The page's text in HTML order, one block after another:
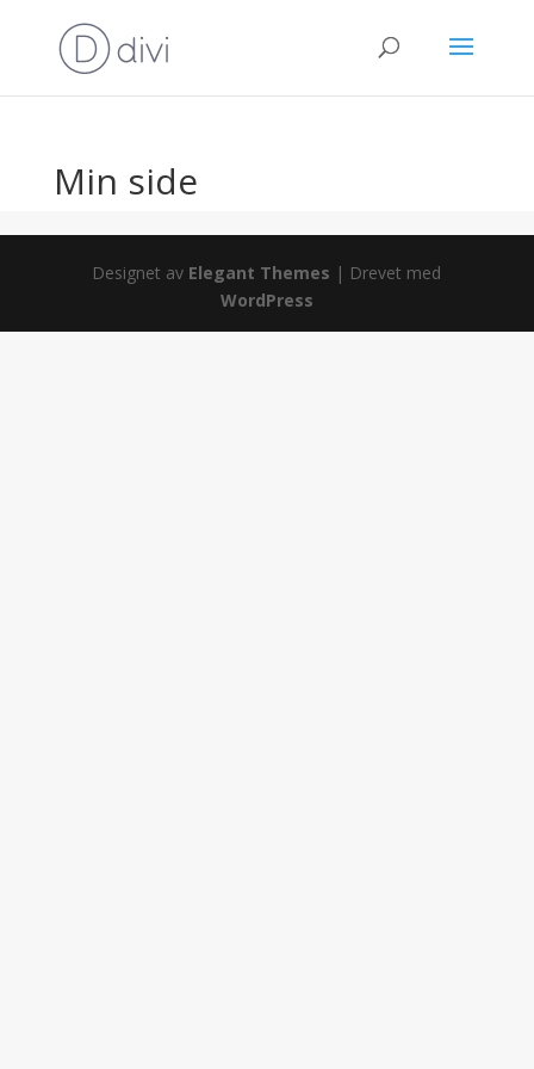
Min side
Designet av Elegant Themes | Drevet med
WordPress